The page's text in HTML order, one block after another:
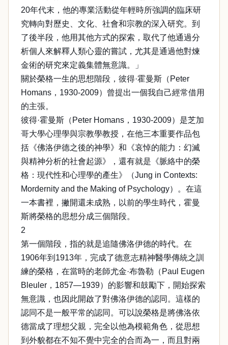
20年代末，他的專業活動從年輕時所強調的臨床研
究轉向對歷史、文化、社會和宗教的深入研究。到
了後半段，他用其他方式的探索，取代了他通過分
析個人來解釋人類心靈的嘗試，尤其是通過他對煉
金術的研究來定義集體無意識。」
關於榮格一生的思想階段，彼得·霍曼斯（Peter
Homans，1930-2009）曾提出一個我自己經常借用
的主張。
彼得·霍曼斯（Peter Homans，1930-2009）是芝加
哥大學心理學與宗教學教授，在他三本重要作品包
括《佛洛伊德之後的神學》和《哀悼的能力：幻滅
與精神分析的社會起源》，還有就是《脈絡中的榮
格：現代性和心理學的產生》（Jung in Contexts:
Mordernity and the Making of Psychology）。在這
一本書裡，撇開還未成熟，以前的學生時代，霍曼
斯將榮格的思想分成三個階段。
2
第一個階段，指的就是追隨佛洛伊德的時代。在
1906年到1913年，完成了德意志精神醫學傳統之訓
練的榮格，在當時的老師尤金·布魯勒（Paul Eugen
Bleuler，1857—1939）的影響和鼓勵下，開始探索
無意識，也因此開啟了對佛洛伊德的認同。這樣的
認同不是一般平常的認同。可以說榮格是將佛洛依
德當成了理想父親，完全以他為模範角色，從思想
到外貌都在不知不覺中完全的合而為一，而且對兩